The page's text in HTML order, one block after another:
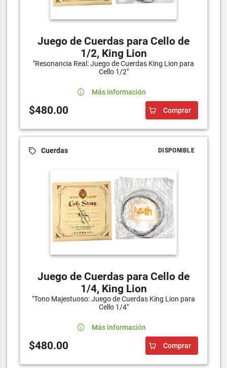
Juego de Cuerdas para Cello de
1/2, King Lion
"Resonancia Real: Juego de Cuerdas King Lion para
Cello 1/2"
Más información
$480.00 Comprar
Cuerdas DISPONIBLE
Juego de Cuerdas para Cello de
1/4, King Lion
"Tono Majestuoso: Juego de Cuerdas King Lion para
Cello 1/4"
Más información
$480.00 Comprar